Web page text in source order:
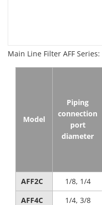
Main Line Filter AFF
Model
Piping
connection
port
diameter
AFF2C 1/8, 1/4
AFF4C
1/4, 3/8